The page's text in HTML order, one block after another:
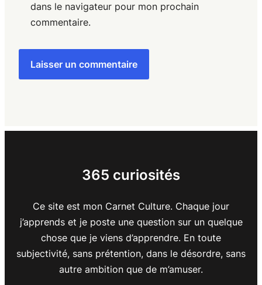
dans le navigateur pour mon prochain
commentaire.
365 curiosités
Ce site est mon Carnet Culture. Chaque jour
j’apprends et je poste une question sur un quelque
chose que je viens d’apprendre. En toute
subjectivité, sans prétention, dans le désordre, sans
autre ambition que de m’amuser.